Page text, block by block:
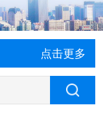
点击更多